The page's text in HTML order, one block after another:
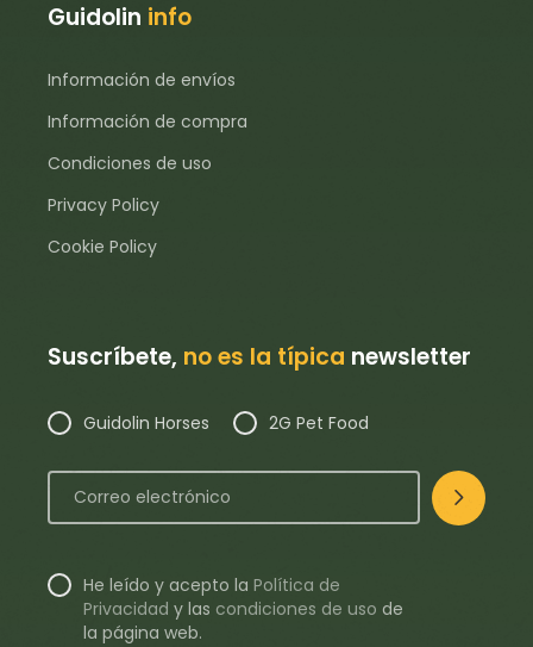
Guidolin info
Información de envíos
Información de compra
Condiciones de uso
Privacy Policy
Cookie Policy
Suscríbete, no es la típica newsletter
Guidolin Horses 2G Pet Food
He leído y acepto laPolítica de
Privacidad ylas condiciones de uso de
la página web.